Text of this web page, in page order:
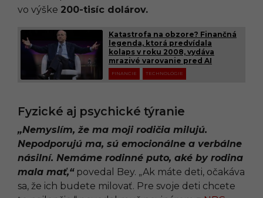
vo výške 200-tisíc dolárov.
Katastrofa na obzore? Finančná
legenda, ktorá predvídala
kolaps v roku 2008, vydáva
mrazivé varovanie pred AI
FINANCIE TECHNOLÓGIE
Fyzické aj psychické týranie
„Nemyslím, že ma moji rodičia milujú.
Nepodporujú ma, sú emocionálne a verbálne
násilní. Nemáme rodinné puto, aké by rodina
mala mať,“povedal Bey. „Ak máte deti, očakáva
sa, že ich budete milovať. Pre svoje deti chcete